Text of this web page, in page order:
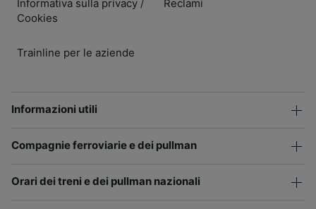
Informativa sulla privacy /
Cookies
Trainline per le aziende
Reclami
Informazioni utili
Compagnie ferroviarie e dei pullman
Orari dei treni e dei pullman nazionali